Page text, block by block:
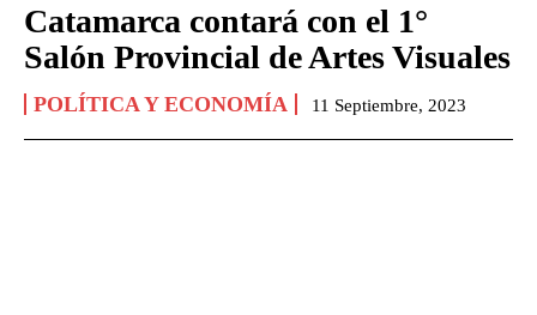
Catamarca contará con el 1°
Salón Provincial de Artes Visuales
POLÍTICA Y ECONOMÍA 11 Septiembre, 2023